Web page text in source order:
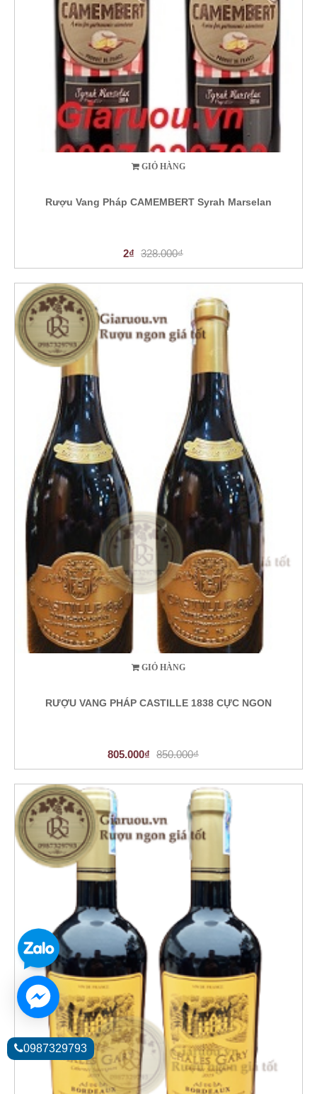
GIỎ HÀNG
Rượu Vang Pháp CAMEMBERT Syrah Marselan
2₫ 328.000₫
GIỎ HÀNG
RƯỢU VANG PHÁP CASTILLE 1838 CỰC NGON
805.000₫ 850.000₫
0987329793